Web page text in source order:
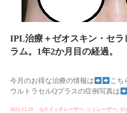
IPL治療＋ゼオスキン・セ
ラム。1年2か月目の経過。
今月のお得な治療の情報は
こち
ウルトラセルQプラスの症例写真は
2021.12.19 Qスイッチレーザー, シミレーザー, ゼ